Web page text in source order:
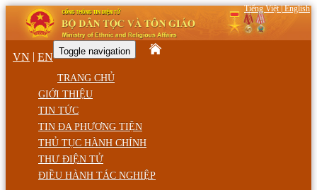
Tiếng Việt|English
VN | EN Toggle navigation
TRANG CHỦ
GIỚI THIỆU
TIN TỨC
TIN ĐA PHƯƠNG TIỆN
THỦ TỤC HÀNH CHÍNH
THƯ ĐIỆN TỬ
ĐIỀU HÀNH TÁC NGHIỆP